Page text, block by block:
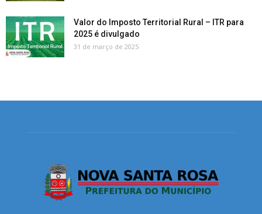
Valor do Imposto Territorial Rural – ITR para
2025 é divulgado
31 de março de 2025